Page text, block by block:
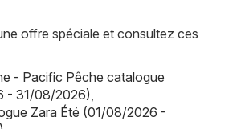
offre spéciale et consultez ces
- Pacific Pêche catalogue
- 31/08/2026),
Zara Été (01/08/2026 -